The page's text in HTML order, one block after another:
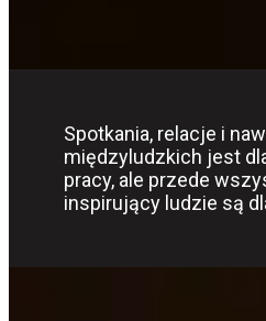
Spotkania, relacje i
międzyludzkich jest
pracy, ale przede
inspirujący ludzie są